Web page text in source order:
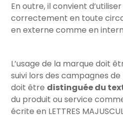
En outre, il convient
correctement en toute
en externe comme en
L’usage de la marque doit
suivi lors des campagnes de
doit être distinguée du
du produit ou service
écrite en LETTRES